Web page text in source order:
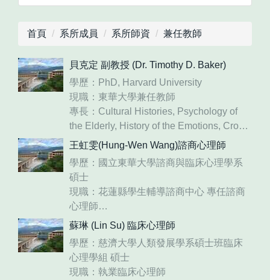
首頁 系所成員 系所師資 兼任教師
貝克定 副教授 (Dr. Timothy D. Baker)
學歷：PhD, Harvard University
現職：東華大學兼任教師
專長：Cultural Histories, Psychology of
the Elderly, History of the Emotions, Cross-
cultural Interactions
王虹雯(Hung-Wen Wang)諮商心理師
學歷：國立東華大學諮商與臨床心理學系
碩士
現職：花蓮縣學生輔導諮商中心 專任諮商
心理師
專長：諮商心理學、社區諮商、學校諮
蘇琳 (Lin Su) 臨床心理師
學歷：慈濟大學人類發展學系碩士班臨床
心理學組 碩士
現職：執業臨床心理師